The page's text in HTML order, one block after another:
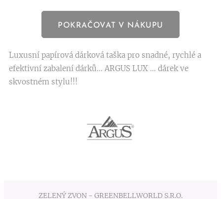
POKRAČOVAT V NÁKUPU
Luxusní papírová dárková taška pro snadné, rychlé a
efektivní zabalení dárků... ARGUS LUX ... dárek ve
skvostném stylu!!!
ZELENÝ ZVON - GREENBELLWORLD S.R.O.